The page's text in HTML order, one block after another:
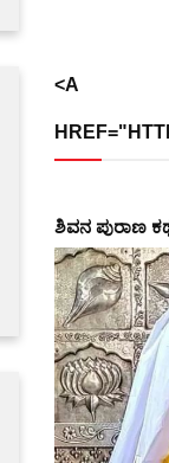
<A
ಶಿವನ ಪುರಾಣ